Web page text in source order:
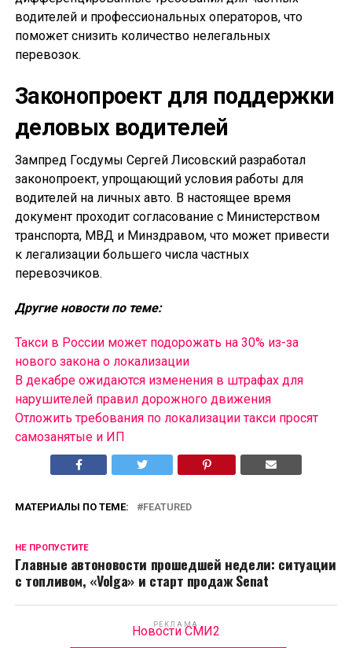
водителей и профессиональных операторов, что
поможет снизить количество нелегальных
перевозок.
Законопроект для поддержки
деловых водителей
Зампред Госдумы Сергей Лисовский разработал
законопроект, упрощающий условия работы для
водителей на личных авто. В настоящее время
документ проходит согласование с Министерством
транспорта, МВД и Минздравом, что может привести
к легализации большего числа частных
перевозчиков.
Другие новости по теме:
Такси в России может подорожать на 30% из-за
нового закона о локализации
В декабре ожидаются изменения в штрафах для
нарушителей правил дорожного движения
Отложить требования по локализации такси просят
самозанятые и ИП
МАТЕРИАЛЫ ПО ТЕМЕ: FEATURED
НЕ ПРОПУСТИТЕ
Главные автоновости прошедшей недели: ситуации
с топливом, «Volga» и старт продаж Senat
РЕКЛАМА
Новости СМИ2